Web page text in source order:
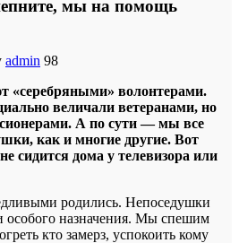
мы на помощь
admin 98
«серебряными» волонтерами.
величали ветеранами, но
А по сути — мы все
как и многие другие. Вот
сидится дома у телевизора или
родились. Непоседушки
назначения. Мы спешим
кто замерз, успокоить кому